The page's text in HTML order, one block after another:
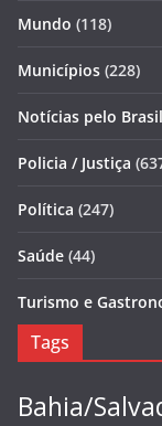
Mundo (118)
Municípios (228)
Notícias pelo Brasil
Policia / Justiça
Política (247)
Saúde (44)
Turismo e
Tags
Bahia/